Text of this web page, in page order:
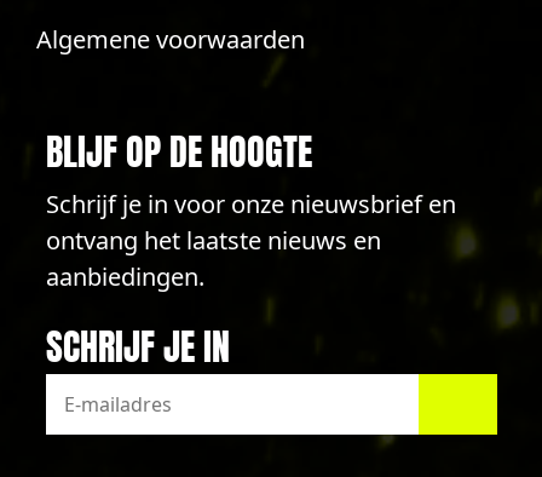
Algemene voorwaarden
BLIJF OP DE HOOGTE
Schrijf je in voor onze nieuwsbrief en
ontvang het laatste nieuws en
aanbiedingen.
SCHRIJF JE IN